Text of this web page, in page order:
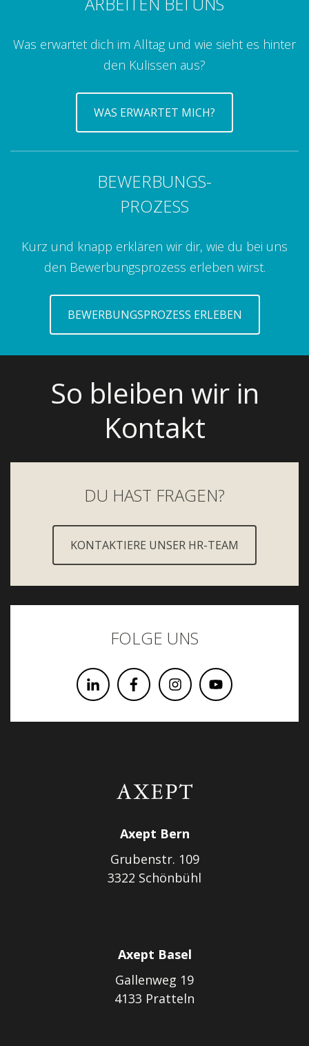
Was erwartet dich im Alltag und wie sieht es hinter
den Kulissen aus?
WAS ERWARTET MICH?
BEWERBUNGS-
PROZESS
Kurz und knapp erklären wir dir, wie du bei uns
den Bewerbungsprozess erleben wirst.
BEWERBUNGSPROZESS ERLEBEN
So bleiben wir in
Kontakt
DU HAST FRAGEN?
KONTAKTIERE UNSER HR-TEAM
FOLGE UNS
Axept Bern
Grubenstr. 109
3322 Schönbühl
Axept Basel
Gallenweg 19
4133 Pratteln